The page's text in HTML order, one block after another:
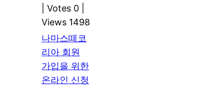
Votes 0
Views 1498
나마스떼코
리아 회원
가입을 위한
온라인 신청